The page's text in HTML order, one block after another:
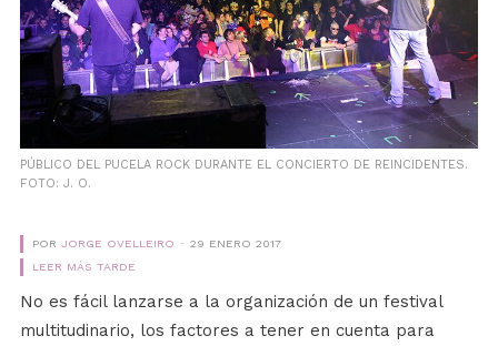
PÚBLICO DEL PUCELA ROCK DURANTE EL CONCIERTO DE REINCIDENTES.
FOTO: J. O.
POR JORGE OVELLEIRO
29 ENERO 2017
LEER MÁS TARDE
No es fácil lanzarse a la organización de un festival
multitudinario, los factores a tener en cuenta para